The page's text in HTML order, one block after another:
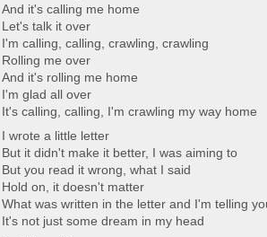
And it's calling me home
Let's talk it over
I'm calling, calling, crawling, crawling
Rolling me over
And it's rolling me home
I'm glad all over
It's calling, calling, I'm crawling my way home
I wrote a little letter
But it didn't make it better, I was aiming to
But you read it wrong, what I said
Hold on, it doesn't matter
What was written in the letter and I'm telling
It's not just some dream in my head